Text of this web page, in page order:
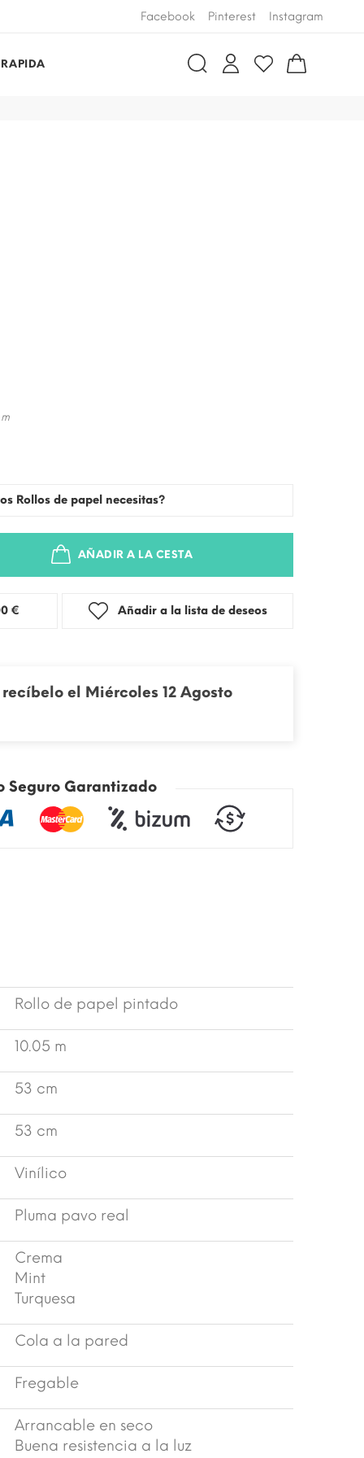
Facebook Pinterest Instagram
Rollos de papel necesitas?
AÑADIR A LA CESTA
3,00 € Añadir a la lista de deseos
el Miércoles 12 Agosto
Seguro Garantizado
Rollo de papel pintado
10.05 m
53 cm
53 cm
Vinílico
Pluma pavo real
Crema
Mint
Turquesa
Cola a la pared
Fregable
Arrancable en seco
Buena resistencia a la luz